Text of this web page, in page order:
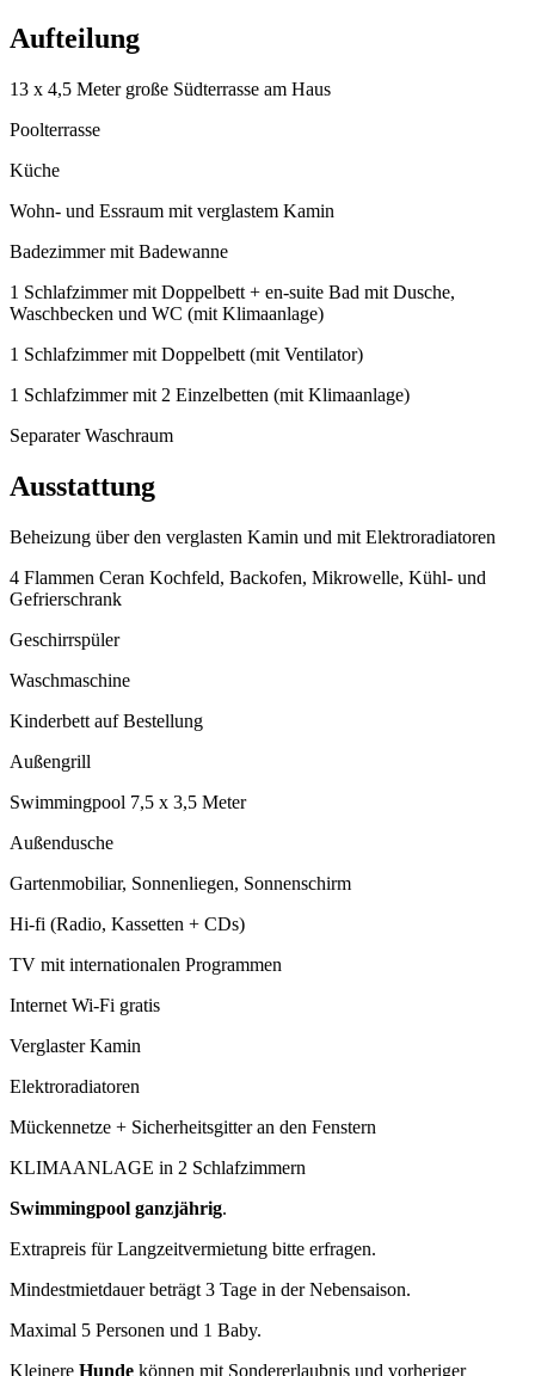
Aufteilung
13 x 4,5 Meter große Südterrasse am Haus
Poolterrasse
Küche
Wohn- und Essraum mit verglastem Kamin
Badezimmer mit Badewanne
1 Schlafzimmer mit Doppelbett + en-suite Bad mit Dusche,
Waschbecken und WC (mit Klimaanlage)
1 Schlafzimmer mit Doppelbett (mit Ventilator)
1 Schlafzimmer mit 2 Einzelbetten (mit Klimaanlage)
Separater Waschraum
Ausstattung
Beheizung über den verglasten Kamin und mit Elektroradiatoren
4 Flammen Ceran Kochfeld, Backofen, Mikrowelle, Kühl- und
Gefrierschrank
Geschirrspüler
Waschmaschine
Kinderbett auf Bestellung
Außengrill
Swimmingpool 7,5 x 3,5 Meter
Außendusche
Gartenmobiliar, Sonnenliegen, Sonnenschirm
Hi-fi (Radio, Kassetten + CDs)
TV mit internationalen Programmen
Internet Wi-Fi gratis
Verglaster Kamin
Elektroradiatoren
Mückennetze + Sicherheitsgitter an den Fenstern
KLIMAANLAGE in 2 Schlafzimmern
Swimmingpool ganzjährig.
Extrapreis für Langzeitvermietung bitte erfragen.
Mindestmietdauer beträgt 3 Tage in der Nebensaison.
Maximal 5 Personen und 1 Baby.
Kleinere Hunde können mit Sondererlaubnis und vorheriger